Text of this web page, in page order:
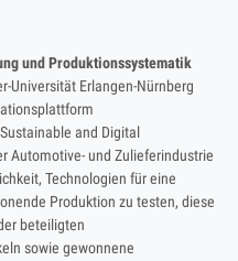
und Produktionssystematik
Universität Erlangen-Nürnberg
and Digital
Automotive- und Zulieferindustrie
Technologien für eine
Produktion zu testen, diese
beteiligten
sowie gewonnene